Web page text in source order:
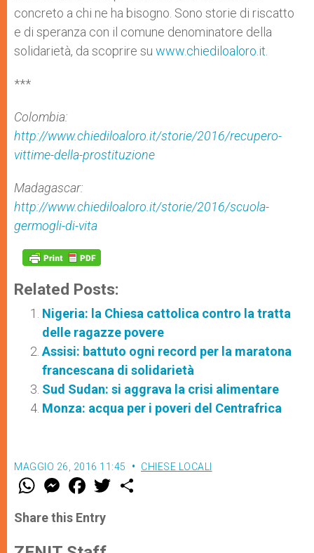
concreto a chi ne ha bisogno. Sono storie di riscatto
e di speranza con il comune denominatore della
solidarietà, da scoprire su www.chiediloaloro.it
***
Colombia:
http://www.chiediloaloro.it/storie/2016/recupero-
vittime-della-prostituzione
Madagascar:
http://www.chiediloaloro.it/storie/2016/scuola-
germogli-di-vita
Related Posts:
Nigeria: la Chiesa cattolica contro la tratta
delle ragazze povere
Assisi: battuto ogni record per la maratona
francescana di solidarietà
Sud Sudan: si aggrava la crisi alimentare
Monza: acqua per i poveri del Centrafrica
MAGGIO 26, 2016 11:45 CHIESE LOCALI
W
t
s
p
M
e
s
e
g
F
a
e
b
o
w
Share this Entry